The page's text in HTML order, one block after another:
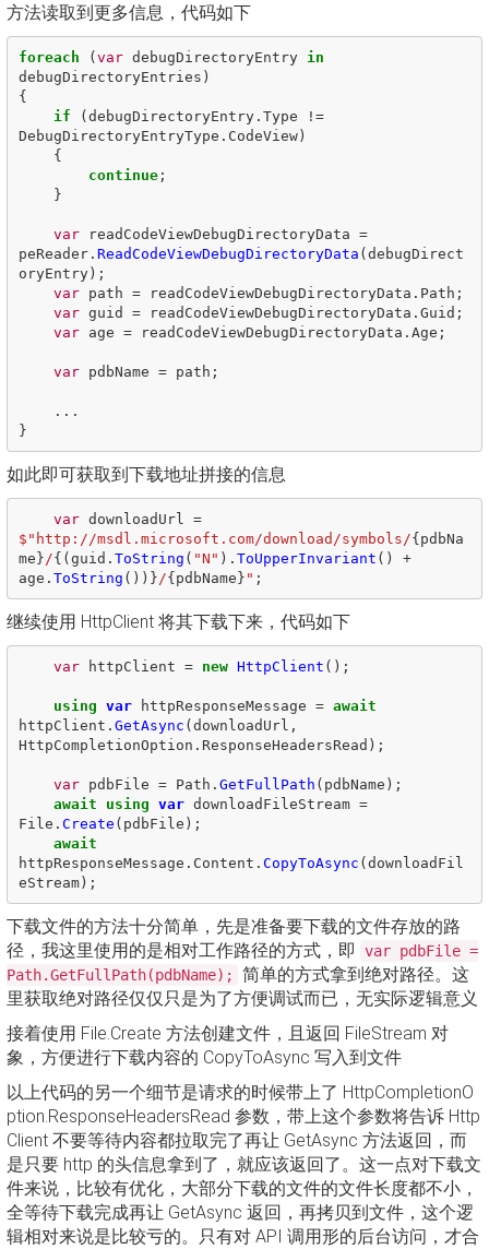
方法读取到更多信息，代码如下
foreach (var debugDirectoryEntry
in
debugDirectoryEntries )
{
if
(debugDirectoryEntry. Type
!=
DebugDirectoryEntryType . CodeView)
{
continue;
}
var readCodeViewDebugDirectoryData =
peReader. ReadCodeViewDebugDirectoryData (debugDirect
oryEntry);
var
path = readCodeViewDebugDirectoryData . Path ;
var guid = readCodeViewDebugDirectoryData . Guid ;
var
age = readCodeViewDebugDirectoryData . Age ;
var pdbName = path ;
...
}
如此即可获取到下载地址拼接的信息
var downloadUrl
=
$"http://msdl.microsoft.com/download/symbols/{pdbNa
me} /{(guid . ToString ( "N" ). ToUpperInvariant ()
+
age . ToString ())} /{pdbName} " ;
继续使用 HttpClient 将其下载下来，代码如下
var httpClient = new HttpClient ();
using var httpResponseMessage = await
httpClient . GetAsync (downloadUrl ,
HttpCompletionOption . ResponseHeadersRead );
var pdbFile = Path . GetFullPath ( pdbName );
await
using var downloadFileStream =
File . Create ( pdbFile );
await
httpResponseMessage . Content . CopyToAsync (downloadFil
eStream);
下载文件的方法十分简单，先是准备要下载的文件存放的路
径，我这里使用的是相对工作路径的方式，即
var pdbFile =
Path.GetFullPath(pdbName);
简单的方式拿到绝对路径。这
里获取绝对路径仅仅只是为了方便调试而已，无实际逻辑意义
接着使用 File.Create 方法创建文件，且返回 FileStream 对
象，方便进行下载内容的 CopyToAsync 写入到文件
以上代码的另一个细节是请求的时候带上了 HttpCompletionO
ption.ResponseHeadersRead 参数，带上这个参数将告诉 Http
Client 不要等待内容都拉取完了再让 GetAsync 方法返回，而
是只要 http 的头信息拿到了，就应该返回了。这一点对下载文
件来说，比较有优化，大部分下载的文件的文件长度都不小，
全等待下载完成再让 GetAsync 返回，再拷贝到文件，这个逻
辑相对来说是比较亏的。只有对 API 调用形的后台访问，才合